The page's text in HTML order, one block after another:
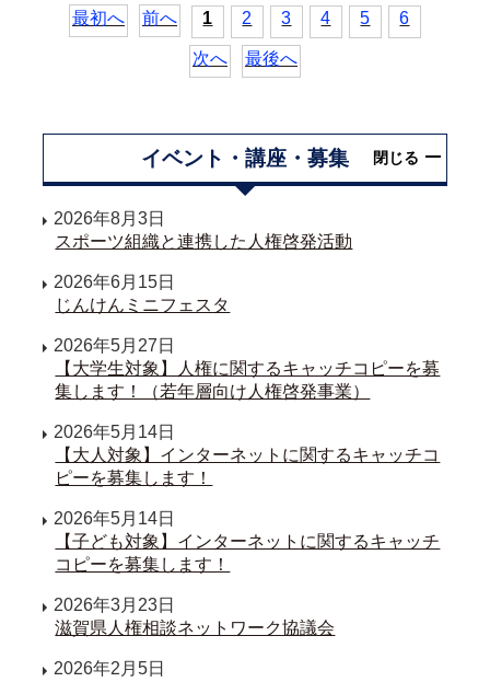
最初へ 前へ 1 2 3 4 5 6
次へ 最後へ
イベント・講座・募集 閉じる
2026年8月3日
スポーツ組織と連携した人権啓発活動
2026年6月15日
じんけんミニフェスタ
2026年5月27日
【大学生対象】人権に関するキャッチコピーを募
集します！（若年層向け人権啓発事業）
2026年5月14日
【大人対象】インターネットに関するキャッチコ
ピーを募集します！
2026年5月14日
【子ども対象】インターネットに関するキャッチ
コピーを募集します！
2026年3月23日
滋賀県人権相談ネットワーク協議会
2026年2月5日